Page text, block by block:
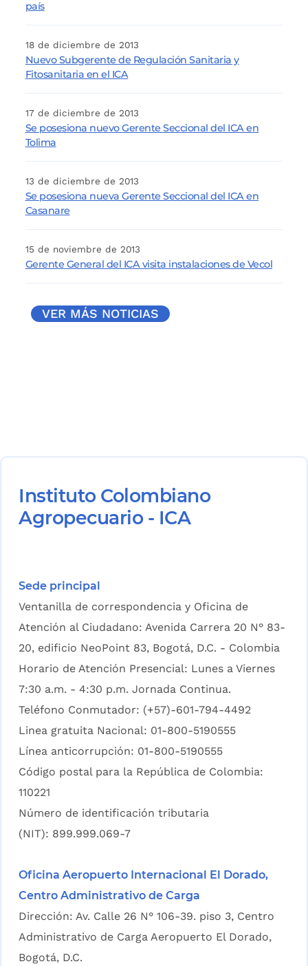
país
18 de diciembre de 2013
Nuevo Subgerente de Regulación Sanitaria y
Fitosanitaria en el ICA
17 de diciembre de 2013
Se posesiona nuevo Gerente Seccional del ICA en
Tolima
13 de diciembre de 2013
Se posesiona nueva Gerente Seccional del ICA en
Casanare
15 de noviembre de 2013
Gerente General del ICA visita instalaciones de Vecol
VER MÁS NOTICIAS
Instituto Colombiano
Agropecuario - ICA
Sede principal
Ventanilla de correspondencia y Oficina de
Atención al Ciudadano: Avenida Carrera 20 N° 83-
20, edificio NeoPoint 83, Bogotá, D.C. - Colombia
Horario de Atención Presencial: Lunes a Viernes
7:30 a.m. - 4:30 p.m. Jornada Continua.
Teléfono Conmutador: (+57)-601-794-4492
Linea gratuita Nacional: 01-800-5190555
Línea anticorrupción: 01-800-5190555
Código postal para la República de Colombia:
110221
Número de identificación tributaria
(NIT): 899.999.069-7
Oficina Aeropuerto Internacional El Dorado,
Centro Administrativo de Carga
Dirección: Av. Calle 26 N° 106-39. piso 3, Centro
Administrativo de Carga Aeropuerto El Dorado,
Bogotá, D.C.